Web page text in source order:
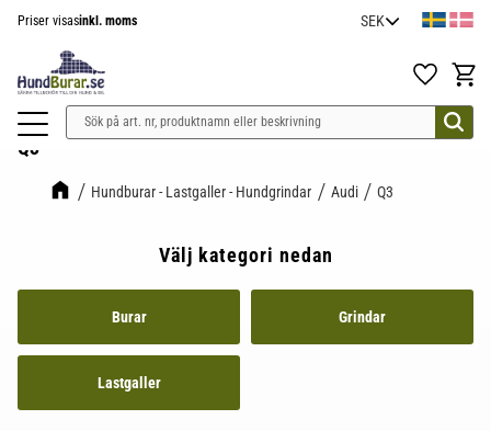
Priser visasinkl. moms
Favoriter
Q3
Hundburar - Lastgaller - Hundgrindar Audi Q3
Välj kategori nedan
Burar Grindar
Lastgaller